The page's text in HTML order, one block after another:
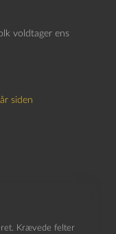
voldtager ens
siden
Krævede felter